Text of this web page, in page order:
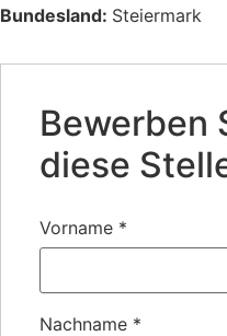
Bundesland: Steiermark
Bewerben
diese
Vorname *
Nachname *